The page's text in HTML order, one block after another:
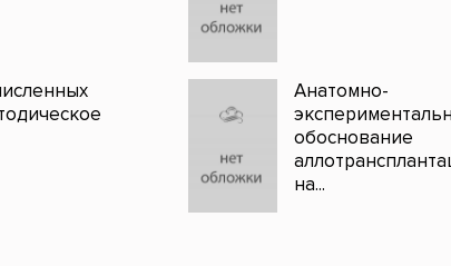
Анатомно-
обоснование
на...